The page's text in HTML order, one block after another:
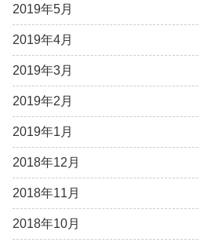
2019年5月
2019年4月
2019年3月
2019年2月
2019年1月
2018年12月
2018年11月
2018年10月